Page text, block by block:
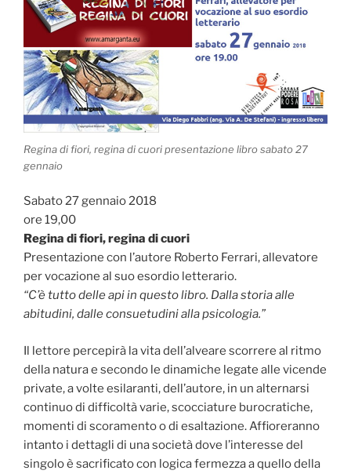
Regina di fiori, regina di cuori presentazione libro sabato 27
gennaio
Sabato 27 gennaio 2018
ore 19,00
Regina di fiori, regina di cuori
Presentazione con l’autore Roberto Ferrari, allevatore
per vocazione al suo esordio letterario.
“C’è tutto delle api in questo libro. Dalla storia alle
abitudini, dalle consuetudini alla psicologia.”
Il lettore percepirà la vita dell’alveare scorrere al ritmo
della natura e secondo le dinamiche legate alle vicende
private, a volte esilaranti, dell’autore, in un alternarsi
continuo di difficoltà varie, scocciature burocratiche,
momenti di scoramento o di esaltazione. Affioreranno
intanto i dettagli di una società dove l’interesse del
singolo è sacrificato con logica fermezza a quello della